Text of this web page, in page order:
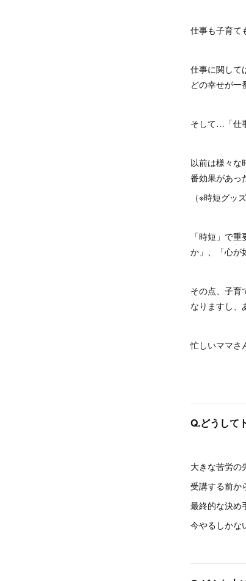
仕事も子育て
仕事に関して
どの幸せが一
そして…「仕
以前は様々な
番効果があっ
（※時短グッ
「時短」で
か」、「心が
その点、子育
なりますし、
忙しいママさ
Q.どうして
大きな苦労の
受講する前か
最終的な決め
今やるしかな